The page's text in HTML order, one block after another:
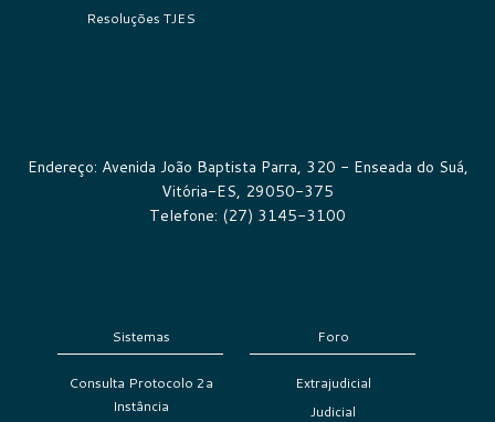
Resoluções TJES
Endereço: Avenida João Baptista Parra, 320 - Enseada do Suá,
Vitória-ES, 29050-375
Telefone: (27) 3145-3100
Sistemas
Consulta Protocolo 2a
Instância
Foro
Extrajudicial
Judicial